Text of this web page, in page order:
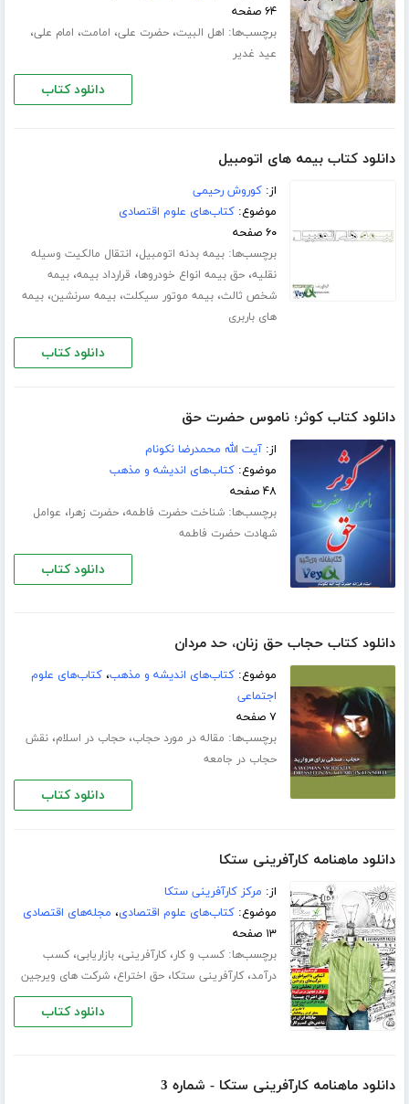
۶۴ صفحه
برچسب‌ها: اهل البیت،حضرت علی، امامت، امام علی،
عید غدیر
دانلود کتاب
دانلود کتاب بیمه های اتومبیل
از:کوروش رحیمی
موضوع:کتاب‌های علوم اقتصادی
۶۰ صفحه
برچسب‌ها:بیمه بدنه اتومبیل، انتقال مالکیت وسیله
نقلیه،حق بیمه انواع خودروها، قرارداد بیمه،بیمه
شخص ثالث،بیمه موتور سیکلت،بیمه سرنشین،بیمه
های باربری
دانلود کتاب
دانلود کتاب کوثر؛ ناموس حضرت حق
از:آیت الله محمدرضا نکونام
موضوع:کتاب‌های اندیشه و مذهب
۴۸ صفحه
برچسب‌ها:شناخت حضرت فاطمه،حضرت زهرا، عوامل
شهادت حضرت فاطمه
دانلود کتاب
دانلود کتاب حجاب حق زنان، حد مردان
موضوع:کتاب‌های اندیشه و مذهب،کتاب‌های علوم
اجتماعی
۷ صفحه
برچسب‌ها: مقاله در مورد حجاب،حجاب در اسلام،نقش
حجاب در جامعه
دانلود کتاب
دانلود ماهنامه کارآفرینی ستکا
از: مرکز کارآفرینی ستکا
موضوع:کتاب‌های علوم اقتصادی، مجله‌های اقتصادی
۱۳ صفحه
برچسب‌ها:کسب و کار،کارآفرینی،بازاریابی،کسب
درآمد،کارآفرینی ستکا،حق اختراع،شرکت های ویرجین
دانلود کتاب
دانلود ماهنامه کارآفرینی ستکا - شماره 3